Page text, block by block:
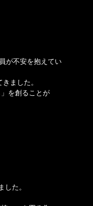
が不安を抱えてい
ました。
を創ることが
た。